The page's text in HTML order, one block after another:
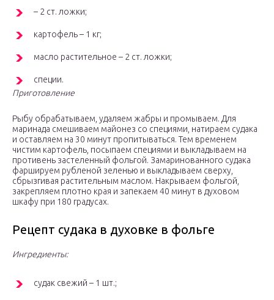
– 2 ст. ложки;
картофель – 1 кг;
масло растительное – 2 ст. ложки;
специи.
Приготовление
Рыбу обрабатываем, удаляем жабры и промываем. Для
маринада смешиваем майонез со специями, натираем судака
и оставляем на 30 минут пропитываться. Тем временем
чистим картофель, посыпаем специями и выкладываем на
противень застеленный фольгой. Замаринованного судака
фаршируем рубленой зеленью и выкладываем сверху,
сбрызгивая растительным маслом. Накрываем фольгой,
закрепляем плотно края и запекаем 40 минут в духовом
шкафу при 180 градусах.
Рецепт судака в духовке в фольге
Ингредиенты:
судак свежий – 1 шт.;